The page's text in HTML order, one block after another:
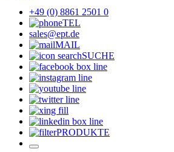
+49 (0) 8861 2501 0
TEL
sales@ept.de
MAIL
SUCHE
PRODUKTE